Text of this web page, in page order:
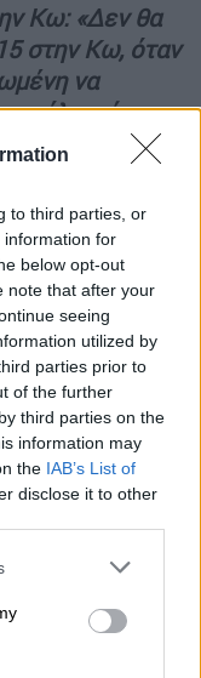
to third parties, or
information for
below opt-out
note that after your
seeing
utilized by
parties prior to
of the further
third parties on the
information may
the IAB’s List of
disclose it to other
or more Google
You may click to
party tags to
in below Google
Κω: «Δεν θα
στην Κω, όταν
να
μόλις είχε
στιγμή.
την
μερικές
-στην
στιγμή
γλυκό, έτσι
τότε
μου
έπιασε το
άρχισε να
που είχε
μυρωδιά της
ελπίδα γι’
της. Ήταν